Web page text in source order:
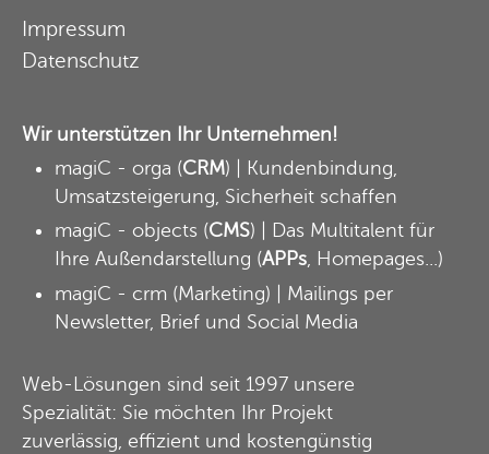
Impressum
Datenschutz
Wir unterstützen Ihr Unternehmen!
magiC - orga (CRM) | Kundenbindung,
Umsatzsteigerung, Sicherheit schaffen
magiC - objects (CMS) | Das Multitalent für
Ihre Außendarstellung (APPs, Homepages...)
magiC - crm (Marketing) | Mailings per
Newsletter, Brief und Social Media
Web-Lösungen sind seit 1997 unsere
Spezialität: Sie möchten Ihr Projekt
zuverlässig, effizient und kostengünstig